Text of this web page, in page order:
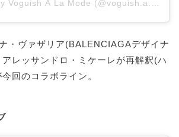
・ヴァザリア(BALENCIAGAデザイナ
レッサンドロ・ミケーレが再解釈(ハ
回のコラボライン。